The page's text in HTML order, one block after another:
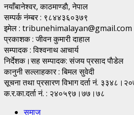
नयाँबानेश्वर, काठमाण्डाै, नेपाल
सम्पर्क नंम्बर : ९८४४३६०३७९
इमेल : tribunehimalayan@gmail.com
प्रकाशक : जीवन कुमारी दाहाल
सम्पादक : विश्वनाथ आचार्य
निर्देशक।सह सम्पादक: संजय प्रसाद पाैडेल
कानुनी सल्लाहकार : बिमल सुवेदी
सूचना तथा प्रसारण विभाग दर्ता नं.
क.र.का.दर्ता नं. : २४०५९७।७७।७८
समाज